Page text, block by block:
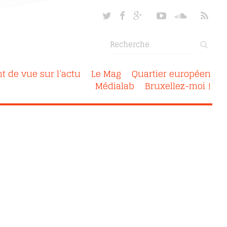
de vue sur l’actu Le Mag Quartier européen
Médialab Bruxellez-moi !